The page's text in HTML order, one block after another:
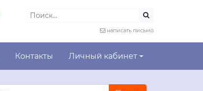
написать письмо
Контакты Личный кабинет